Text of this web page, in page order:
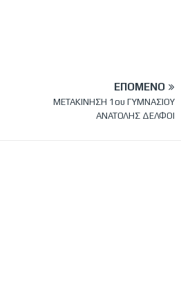
ΕΠΌΜΕΝΟ
ΜΕΤΑΚΙΝΗΣΗ 1ου ΓΥΜΝΑΣΙΟΥ
ΑΝΑΤΟΛΗΣ ΔΕΛΦΟΙ